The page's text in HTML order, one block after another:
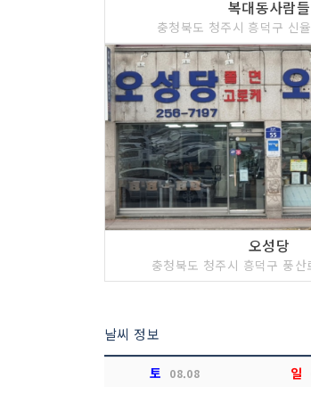
복대동사람들
충청북도 청주시 흥덕구 신
오성당
충청북도 청주시 흥덕구 풍
날씨 정보
토 08.08 일